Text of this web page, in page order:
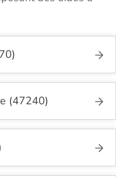
(47240)